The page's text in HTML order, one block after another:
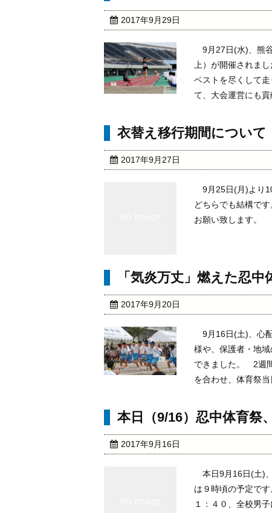
2017年9月29日
9月27日(水)、熊
上）が開催されま
ベストを尽くして
て、大会運営にも貢
衣替え移行期間について
2017年9月27日
9月25日(月)より
どちらでも結構で
お願い致します。
「気炎万丈」燃えた忍中
2017年9月20日
9月16日(土)、心
様や、保護者・地
できました。 2週
を合わせ、体育祭当
本日（9/16）忍中体育祭
2017年9月16日
本日9月16日(土)
は９時頃の予定で
１：４０、全校男